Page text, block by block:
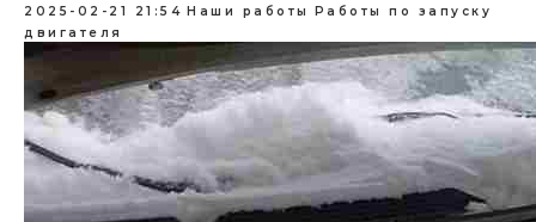
2025-02-21 21:54 Наши работы
Работы по запуску
двигателя